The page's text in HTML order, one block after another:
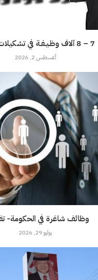
7 – 8 آلاف وظـيـفـة في تشكيلات 2026
أغسطس 2, 2026
وظائف شاغرة في الحكومة-
يوليو 29, 2026